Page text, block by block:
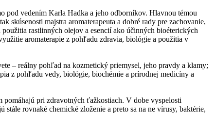
pod vedením Karla Hadka a jeho odborníkov. Hlavnou témou
skúsenosti majstra aromaterapeuta a dobré rady pre zachovanie,
rastlinných olejov a esencií ako účinných bioéterických
aromaterapie z pohľadu zdravia, biológie a použitia v
– reálny pohľad na kozmetický priemysel, jeho pravdy a klamy;
z pohľadu vedy, biológie, biochémie a prírodnej medicíny a
pri zdravotných ťažkostiach. V dobe vyspelosti
rovnaké chemické zloženie a preto sa na ne vírusy, baktérie,